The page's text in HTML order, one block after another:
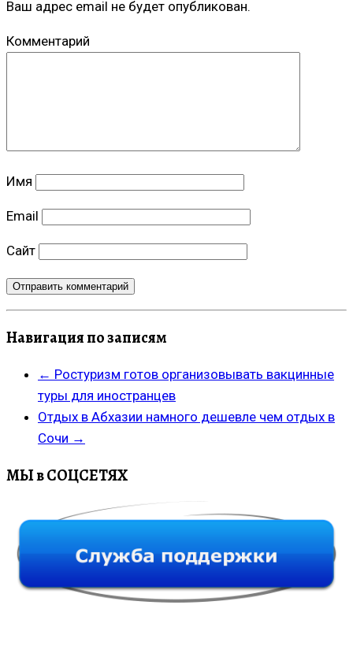
Ваш адрес email не будет опубликован.
Комментарий
Имя
Email
Сайт
Навигация по записям
← Ростуризм готов организовывать вакцинные
туры для иностранцев
Отдых в Абхазии намного дешевле чем отдых в
Сочи →
МЫ в СОЦСЕТЯХ